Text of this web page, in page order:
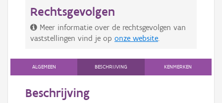
Rechtsgevolgen
Meer informatie over de rechtsgevolgen van
vaststellingen vind je op onze website
ALGEMEEN BESCHRIJVING KENMERKEN
Beschrijving